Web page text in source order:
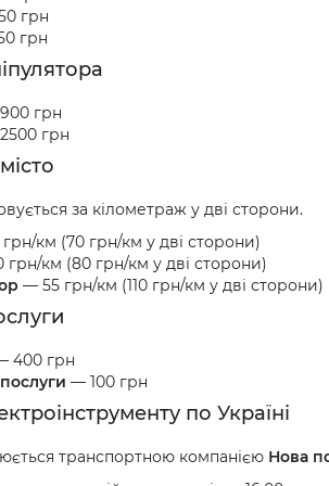
грн
грн
грн
грн
за кілометраж у дві сторони.
км (70 грн/км у дві сторони)
км (80 грн/км у дві сторони)
— 55 грн/км (110 грн/км у дві сторони)
400 грн
— 100 грн
по Україні
транспортною компанією Нова